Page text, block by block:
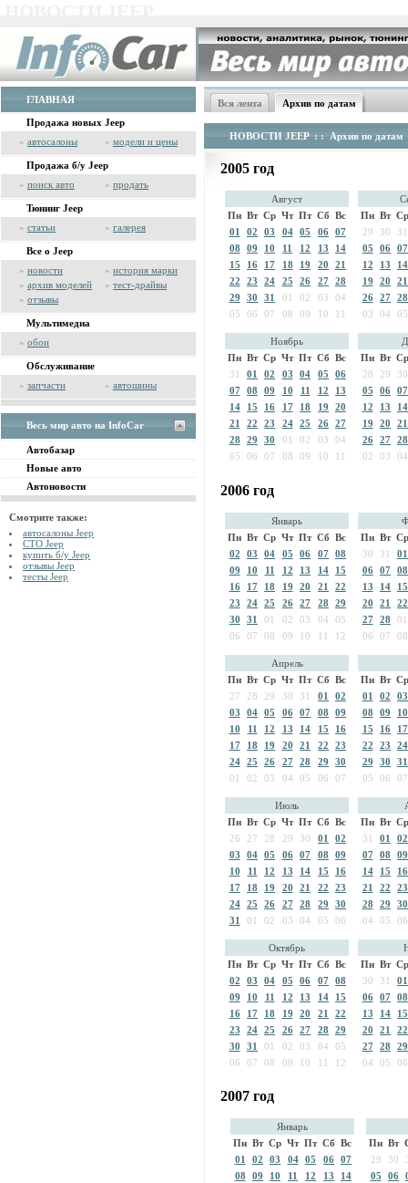
ГЛАВНАЯ
Продажа новых Jeep
» автосалоны » модели и цены
Продажа б/у Jeep
» поиск авто » продать
Тюнинг Jeep
» статьи » галерея
Все о Jeep
» новости » история марки
» архив моделей » тест-драйвы
» отзывы
Мультимедиа
» обои
Обслуживание
» запчасти » автошины
Весь мир авто на InfoCar
Автобазар
Новые авто
Автоновости
Смотрите также:
автосалоны Jeep
СТО Jeep
купить б/у Jeep
отзывы Jeep
тесты Jeep
Вся лента Архив по датам
НОВОСТИ JEEP: : Архив по датам
2005 год
Август
Пн Вт Ср Чт Пт Сб Вс
01
02 03 04 05 06 07
08
09 10 11 12 13
14
15
16 17 18 19 20
21
22
23 24 25 26 27 28
29
30 31 01 02 03
04
05
06 07 08 09 10 11
Пн Вт Ср
29
30
31
05
06 07
12
13
14
19
20
21
26
27 28
03
04 05
Ноябрь
Пн Вт Ср Чт Пт Сб Вс
31
01 02 03 04 05
06
07
08 09 10 11 12
13
14
15 16 17 18 19
20
21
22 23 24 25 26 27
28
29 30 01 02 03
04
05
06 07 08 09 10 11
Пн Вт Ср
28
29
30
05
06 07
12
13
14
19
20
21
26
27 28
02
03 04
2006 год
Январь
Пн Вт Ср Чт Пт Сб Вс
02
03 04 05 06 07 08
09
10 11 12 13 14
15
16
17 18 19 20 21
22
23
24 25 26 27 28
29
30
31 01 02 03 04
05
06
07 08 09 10 11 12
Пн Вт Ср
30
31
01
06
07 08
13
14
15
20
21
22
27
28
01
06
07 08
Апрель
Пн Вт Ср Чт Пт Сб Вс
27
28 29 30 31 01
02
03
04 05 06 07 08
09
10
11 12 13 14 15
16
17
18 19 20 21 22
23
24
25 26 27 28 29
30
01
02 03 04 05 06 07
Пн Вт Ср
01
02
03
08
09
10
15
16
17
22
23
24
29
30
31
05
06 07
Июль
Пн Вт Ср Чт Пт Сб Вс
26
27 28 29 30 01
02
03
04 05 06 07 08
09
10
11 12 13 14 15
16
17
18 19 20 21 22
23
24
25 26 27 28 29
30
31
01 02 03 04 05 06
Пн Вт Ср
31
01
02
07
08
09
14
15
16
21
22
23
28
29
30
04
05 06
Октябрь
Пн Вт Ср Чт Пт Сб Вс
02
03 04 05 06 07 08
09
10 11 12 13 14
15
16
17 18 19 20 21
22
23
24 25 26 27 28
29
30
31 01 02 03 04
05
06
07 08 09 10 11 12
Пн Вт Ср
30
31
01
06
07 08
13
14
15
20
21
22
27
28
29
04
05 06
2007 год
Январь
Пн Вт Ср Чт Пт Сб Вс
01
02 03 04 05 06 07
08
09 10 11 12 13
14
Пн Вт
29
30
05
06